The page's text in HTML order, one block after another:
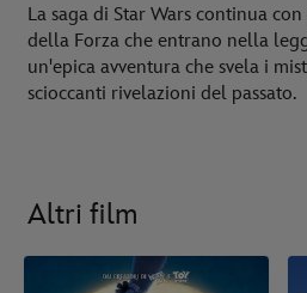
La saga di Star Wars continua
della Forza che entrano nella
un'epica avventura che svela i
scioccanti rivelazioni del passato.
Altri film